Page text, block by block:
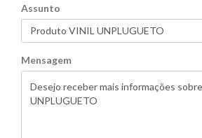
Assunto
Mensagem